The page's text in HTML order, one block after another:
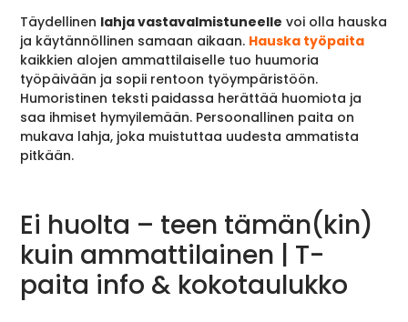
Täydellinen lahja vastavalmistuneelle voi olla hauska
ja käytännöllinen samaan aikaan. Hauska työpaita
kaikkien alojen ammattilaiselle tuo huumoria
työpäivään ja sopii rentoon työympäristöön.
Humoristinen teksti paidassa herättää huomiota ja
saa ihmiset hymyilemään. Persoonallinen paita on
mukava lahja, joka muistuttaa uudesta ammatista
pitkään.
Ei huolta – teen tämän(kin)
kuin ammattilainen | T-
paita info & kokotaulukko